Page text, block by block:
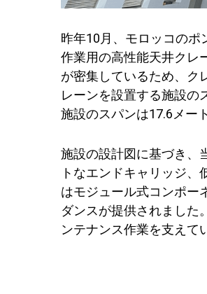
昨年10月、モロッコの
作業用の高性能天井クレ
が密集しているため、ク
レーンを設置する施設の
施設のスパンは17.6メー
施設の設計図に基づき、
トなエンドキャリッジ
はモジュール式コンポー
ダンスが提供されました
ンテナンス作業を支えて